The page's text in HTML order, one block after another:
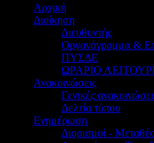
Αρχική
Διοίκηση
Διευθυντής
Οργανόγραμμα &
ΠΥΣΔΕ
ΩΡΑΡΙΟ
Ανακοινώσεις
Γενικές
Δελτία τύπου
Ενημέρωση
Διορισμοί -